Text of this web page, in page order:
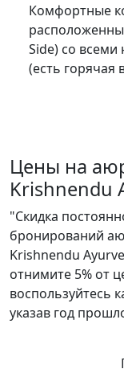
Комфортные
Side) со
(есть горячая
Цены на
Krishnendu
"Скидка
бронирований
Krishnendu
отнимите 5% от
воспользуйтесь
указав год